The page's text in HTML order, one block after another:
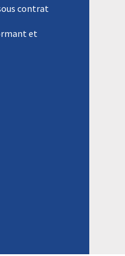
contrat
et